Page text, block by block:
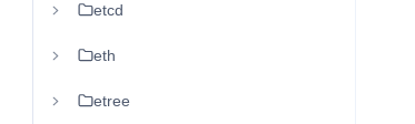
etcd
eth
etree